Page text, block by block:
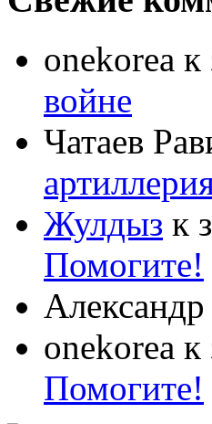
onekorea к
войне
Чатаев
Жулдыз к
Помогите!
onekorea к
Помогите!